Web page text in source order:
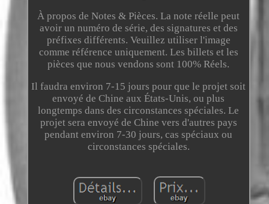
À propos de Notes & Pièces. La note réelle peut
avoir un numéro de série, des signatures et des
préfixes différents. Veuillez utiliser l'image
comme référence uniquement. Les billets et les
pièces que nous vendons sont 100% Réels.
Il faudra environ 7-15 jours pour que le projet soit
envoyé de Chine aux États-Unis, ou plus
longtemps dans des circonstances spéciales. Le
projet sera envoyé de Chine vers d'autres pays
pendant environ 7-30 jours, cas spéciaux ou
circonstances spéciales.